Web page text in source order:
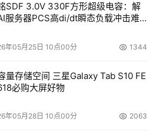
攻坚克难，重塑千行万业。本次大
古大模型5.5，五大基础模型全面
值。
SDF 3.0V 330F方形超级电容：解
服务器PCS高di/dt瞬态负载冲击难
年05月25日 10点00分 1344
量存储空间 三星Galaxy Tab S10 FE
必购大屏好物
年05月28日 10点00分 2063